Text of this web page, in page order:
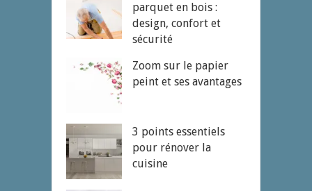
parquet en bois :
design, confort et
sécurité
Zoom sur le papier
peint et ses avantages
3 points essentiels
pour rénover la
cuisine